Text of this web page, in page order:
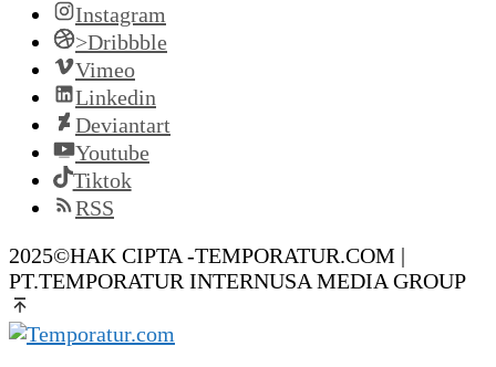
Instagram
>Dribbble
Vimeo
Linkedin
Deviantart
Youtube
Tiktok
RSS
2025©HAK CIPTA -TEMPORATUR.COM |
PT.TEMPORATUR INTERNUSA MEDIA GROUP